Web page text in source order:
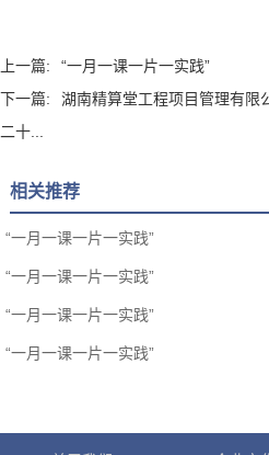
上一篇:
“一月一课一片一实践”
下一篇:
湖南精算堂工程项目管理有限
二十...
相关推荐
“一月一课一片一实践”
“一月一课一片一实践”
“一月一课一片一实践”
“一月一课一片一实践”